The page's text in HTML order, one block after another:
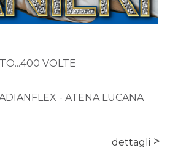
VOLTE
- ATENA LUCANA
dettagli